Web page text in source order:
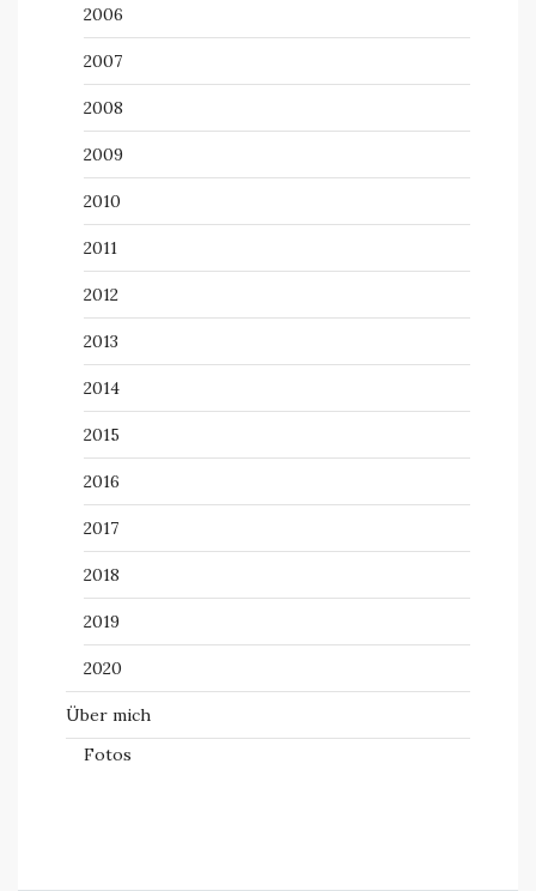
2006
2007
2008
2009
2010
2011
2012
2013
2014
2015
2016
2017
2018
2019
2020
Über mich
Fotos